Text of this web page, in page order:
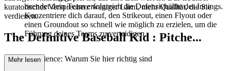
beendet dein Team erfolgreich die Defensivhälfte des Innings.
Konzentriere dich darauf, den Strikeout, einen Flyout oder
einen Groundout so schnell wie möglich zu erzielen, um die
Führung deines Teams zu verteidigen.
kuratorisches Versprechen: weniger Lärm, mehr Qualität, die Sie
verdienen.
The Definitive Baseball Kid : Pitche...
r Cup Experience: Warum Sie hier richtig sind
Mehr lesen